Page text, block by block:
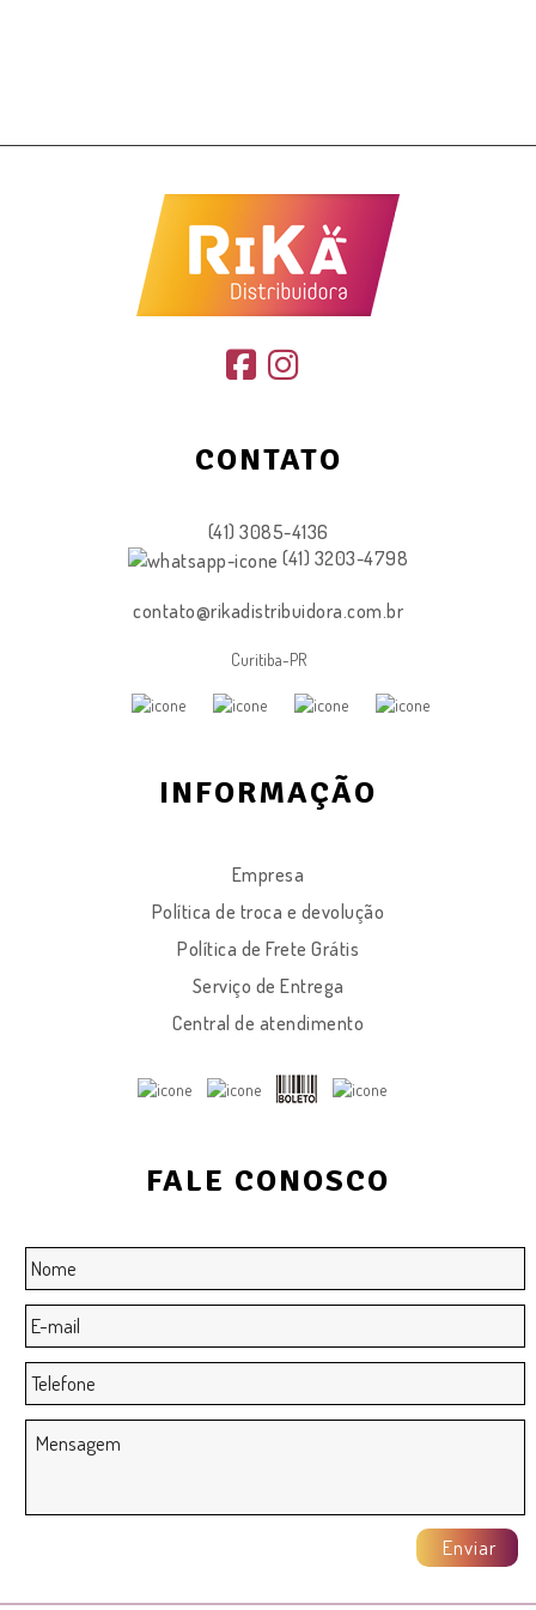
CONTATO
(41) 3085-4136
(41) 3203-4798
contato@rikadistribuidora.com.br
Curitiba-PR
INFORMAÇÃO
Empresa
Política de troca e devolução
Política de Frete Grátis
Serviço de Entrega
Central de atendimento
FALE CONOSCO
Nome *
E-
mail *
Telefone
Mensagem